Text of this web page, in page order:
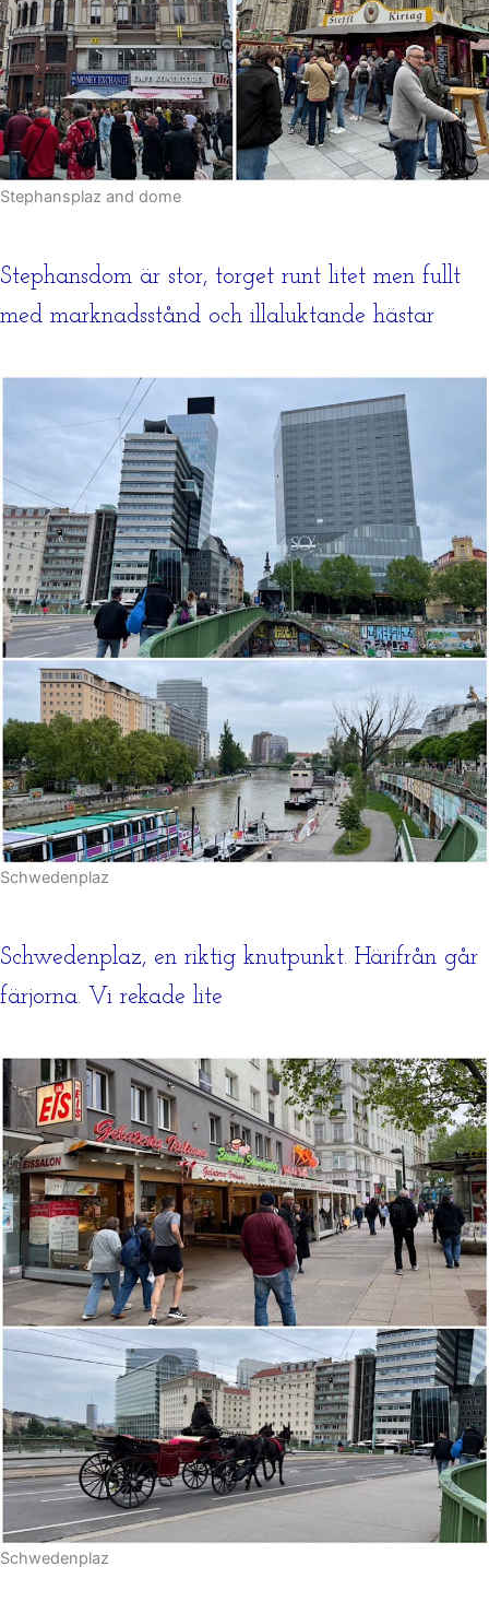
Stephansplaz and dome
Stephansdom är stor, torget runt litet men fullt
med marknadsstånd och illaluktande hästar
Schwedenplaz
Schwedenplaz, en riktig knutpunkt. Härifrån går
färjorna. Vi rekade lite
Schwedenplaz